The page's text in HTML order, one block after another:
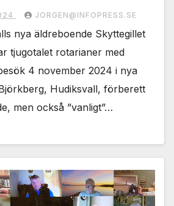
JORGEN@INFOPRESS.SE
nya äldreboende Skyttegillet
tjugotalet rotarianer med
4 november 2024 i nya
Hudiksvall, förberett
men också ”vanligt”…